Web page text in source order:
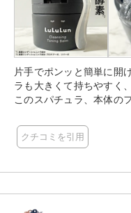
片手でポンッと簡単に開
ラも大きくて持ちやすく
このスパチュラ、本体の
ってくるので、顔全体に
うにメイクになじませて
2、イソフラボン*3とい
不要なのもありがたい！
クチコミを引用